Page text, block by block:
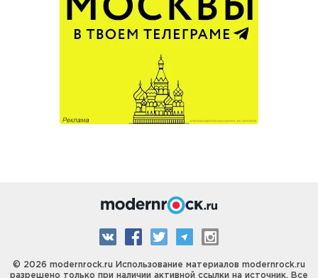
© 2026 modernrock.ru Использование материалов modernrock.ru
разрешено только при наличии активной ссылки на источник. Все